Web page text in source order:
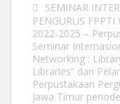
SEMINAR
PENGURUS
2022-2025 –
Seminar
Networking :
Libraries” dan
Perpustakaan
Jawa Timur